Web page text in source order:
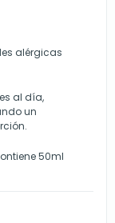
alérgicas
al día,
un
50ml